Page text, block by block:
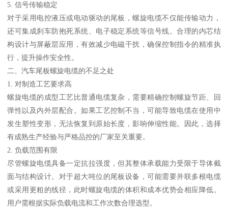
5. 信号传输稳定
对于采用电控液压或电动驱动的尾板，螺旋电缆不仅能传输动力，
还可集成刹车防抱死系统、电子稳定系统等信号线。合理的内芯结
构设计与屏蔽层应用，有效减少电磁干扰，确保控制指令的精准执
行，提升操作安全性。
二、汽车尾板螺旋电缆的不足之处
1. 对制造工艺要求高
螺旋电缆的成型工艺比普通电缆复杂，需要精确控制螺旋节距、回
弹性以及内外层配合。如果工艺控制不当，可能导致电缆在使用中
发生塑性变形，无法恢复到原始长度，影响伸缩性能。因此，选择
有成熟生产经验与严格品控的厂家至关重要。
2. 负载范围有限
尽管螺旋电缆具备一定抗拉强度，但其整体承载能力受限于导体截
面与结构设计。对于超大吨位的尾板设备，可能需要并联多根电缆
或采用更粗的线径，此时螺旋电缆的体积和成本优势会相应降低。
用户需根据实际负载电流和工作次数合理选型。